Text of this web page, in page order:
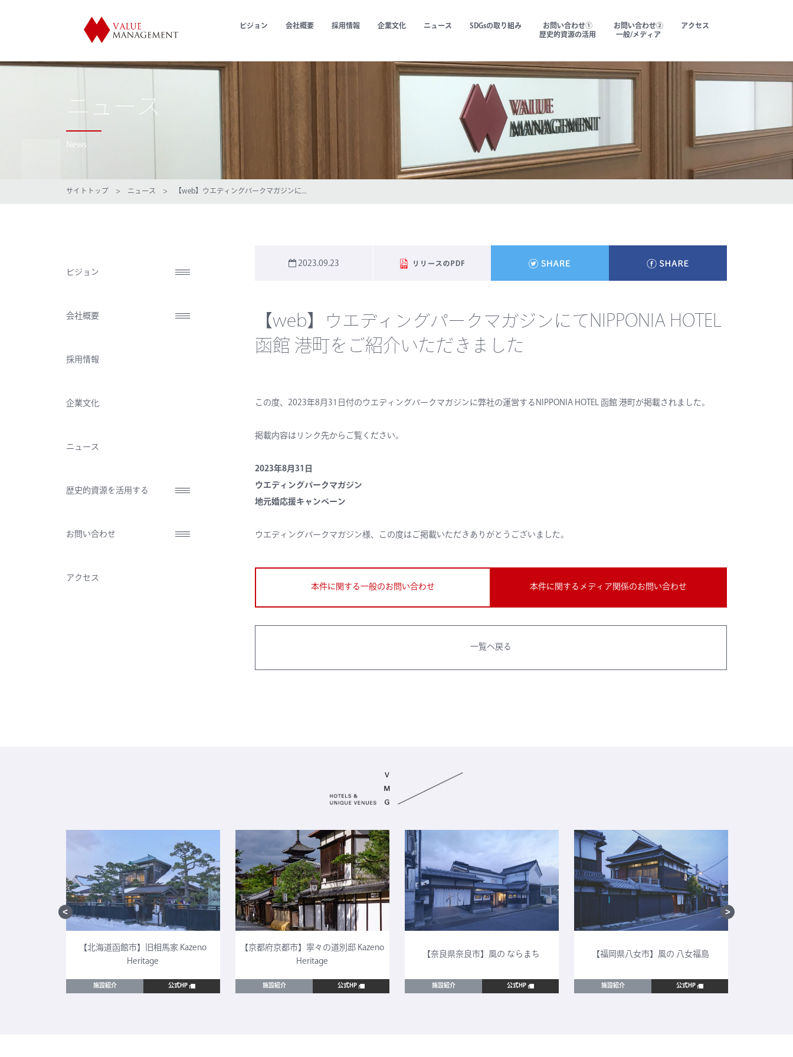
ビジョン 会社概要 採用情報 企業文化 ニュース SDGsの取り組み
お問い合わせ①
歴史的資源の活用
お問い合わせ②
一般/メディア
アクセス
ニュース
News
サイトトップ > ニュース > 【web】ウエディングパークマガジンに...
ビジョン
会社概要
採用情報
企業文化
ニュース
歴史的資源を活用する
お問い合わせ
アクセス
2023.09.23
【web】ウエディングパークマガジンにてNIPPONIA HOTEL
函館 港町をご紹介いただきました
この度、2023年8月 31 日付の ウエディングパークマガジンに弊社の運営するNIPPONIA HOTEL 函館 港町が掲載されました。
掲載内容はリンク先からご覧ください。
2023年8月 31 日
ウエディングパークマガジン
地元婚応援キャンペーン
ウエディングパークマガジン様、この度はご掲載いただきありがとうございました。
本件に関する一般のお問い合わせ 本件に関するメディア関係のお問い合わせ
一覧へ戻る
【北海道函館市】旧相馬家 Kazeno
Heritage
施設紹介 公式HP
【京都府京都市】寧々の道別邸 Kazeno
Heritage
施設紹介 公式HP
【奈良県奈良市】風の ならまち
施設紹介 公式HP
【福岡県八女市】風の 八女福島
施設紹介 公式HP